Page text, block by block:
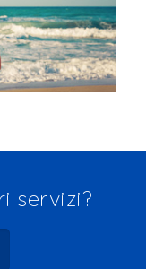
servizi?